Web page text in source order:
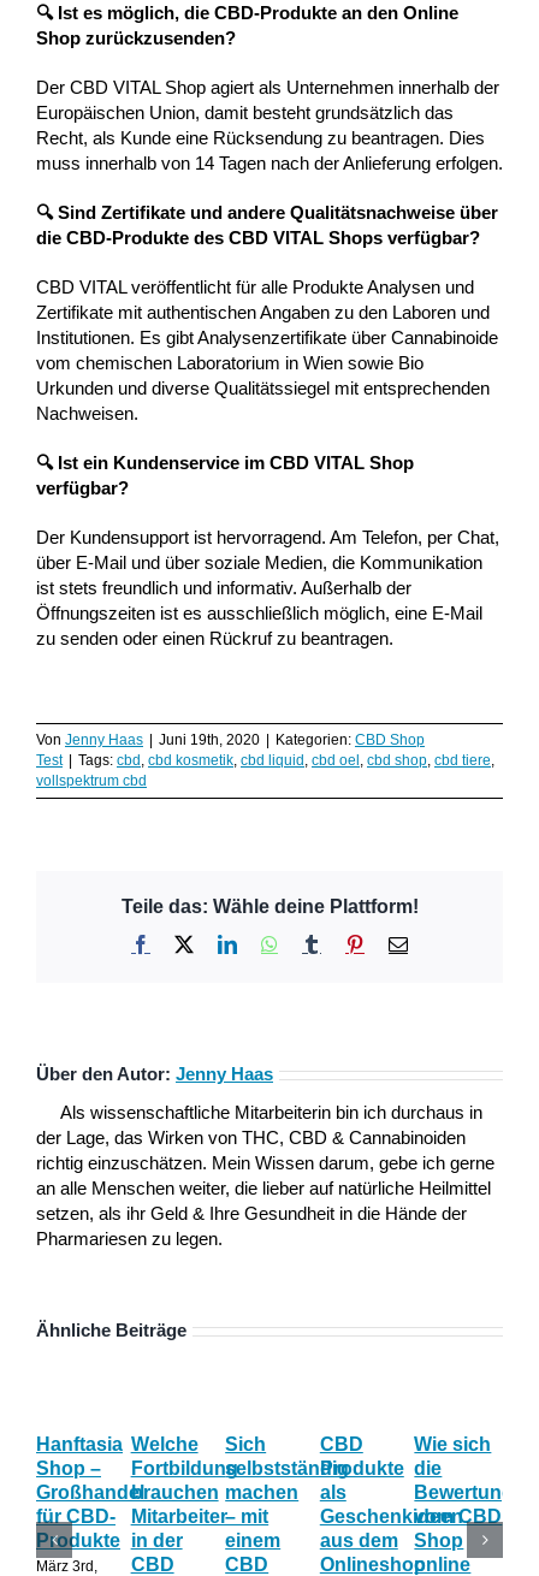
🔍 Ist es möglich, die CBD-Produkte an den Online
Shop zurückzusenden?
Der CBD VITAL Shop agiert als Unternehmen innerhalb der
Europäischen Union, damit besteht grundsätzlich das
Recht, als Kunde eine Rücksendung zu beantragen. Dies
muss innerhalb von 14 Tagen nach der Anlieferung erfolgen.
🔍 Sind Zertifikate und andere Qualitätsnachweise über
die CBD-Produkte des CBD VITAL Shops verfügbar?
CBD VITAL veröffentlicht für alle Produkte Analysen und
Zertifikate mit authentischen Angaben zu den Laboren und
Institutionen. Es gibt Analysenzertifikate über Cannabinoide
vom chemischen Laboratorium in Wien sowie Bio
Urkunden und diverse Qualitätssiegel mit entsprechenden
Nachweisen.
🔍 Ist ein Kundenservice im CBD VITAL Shop
verfügbar?
Der Kundensupport ist hervorragend. Am Telefon, per Chat,
über E-Mail und über soziale Medien, die Kommunikation
ist stets freundlich und informativ. Außerhalb der
Öffnungszeiten ist es ausschließlich möglich, eine E-Mail
zu senden oder einen Rückruf zu beantragen.
Von Jenny Haas | Juni 19th, 2020 | Kategorien: CBD Shop
Test | Tags: cbd cbd kosmetik cbd liquid cbd oel cbd shop cbd tiere
vollspektrum cbd
Teile das: Wähle deine Plattform!
Facebook LinkedInWhatsApp
Tumblr Pinterest
E-
Über den Autor: Jenny Haas
Als wissenschaftliche Mitarbeiterin bin ich durchaus in
der Lage, das Wirken von THC, CBD & Cannabinoiden
richtig einzuschätzen. Mein Wissen darum, gebe ich gerne
an alle Menschen weiter, die lieber auf natürliche Heilmittel
setzen, als ihr Geld & Ihre Gesundheit in die Hände der
Pharmariesen zu legen.
Ähnliche Beiträge
Hanftasia
Shop –
Großhandel
für CBD-
Produkte
März 3rd,
Welche
Fortbildung
brauchen
Mitarbeiter
in der
CBD
Sich
selbstständig
machen
– mit
einem
CBD
CBD
Produkte
als
Geschenkideen
aus dem
Onlineshop
Wie sich
die
Bewertung
vom CBD
Shop
online